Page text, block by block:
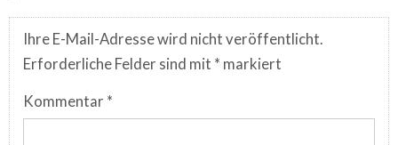
Ihre E-Mail-Adresse wird nicht veröffentlicht.
Erforderliche Felder sind mit * markiert
Kommentar *